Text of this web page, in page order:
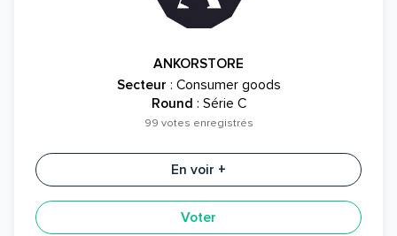
ANKORSTORE
Secteur : Consumer goods
Round : Série C
99 votes enregistrés
En voir +
Voter